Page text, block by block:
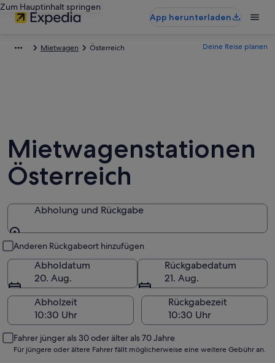
Zum Hauptinhalt springen
App herunterladen
Mietwagen Österreich Deine Reise planen
Mietwagenstationen
Österreich
Abholung und Rückgabe
Anderen Rückgabeort hinzufügen
Abholdatum
20. Aug.
Rückgabedatum
21. Aug.
Abholzeit
Rückgabezeit
Fahrer jünger als 30 oder älter als 70 Jahre
Für jüngere oder ältere Fahrer fällt möglicherweise eine weitere Gebühr an.